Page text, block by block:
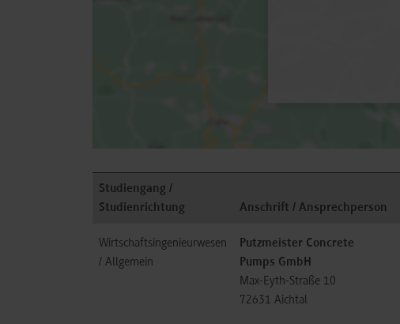
Studiengang /
Studienrichtung
Anschrift / Ansprechperson
Wirtschaftsingenieurwesen
/ Allgemein
Putzmeister Concrete
Pumps GmbH
Max-Eyth-Straße 10
72631 Aichtal